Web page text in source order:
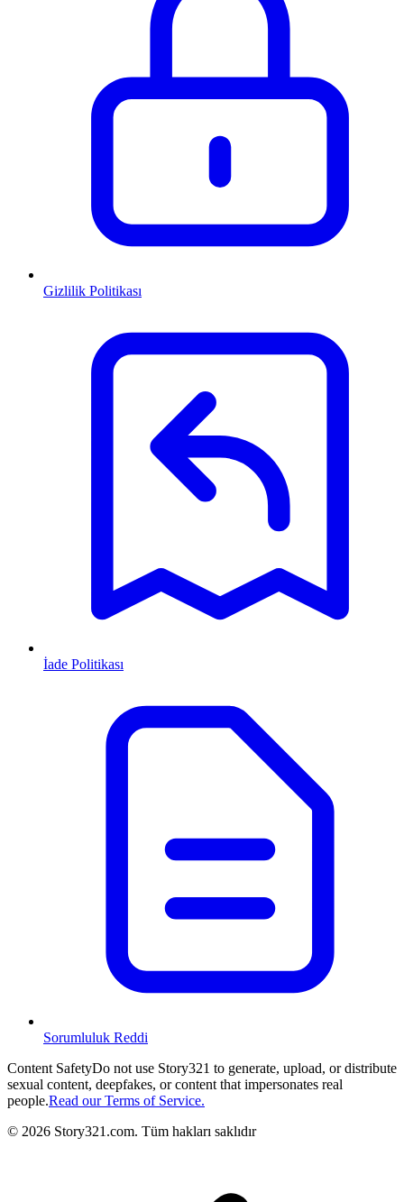
Gizlilik Politikası
İade Politikası
Sorumluluk Reddi
Content SafetyDo not use Story321 to generate, upload, or distribute
sexual content, deepfakes, or content that impersonates real
people.Read our Terms of Service.
© 2026 Story321.com. Tüm hakları saklıdır